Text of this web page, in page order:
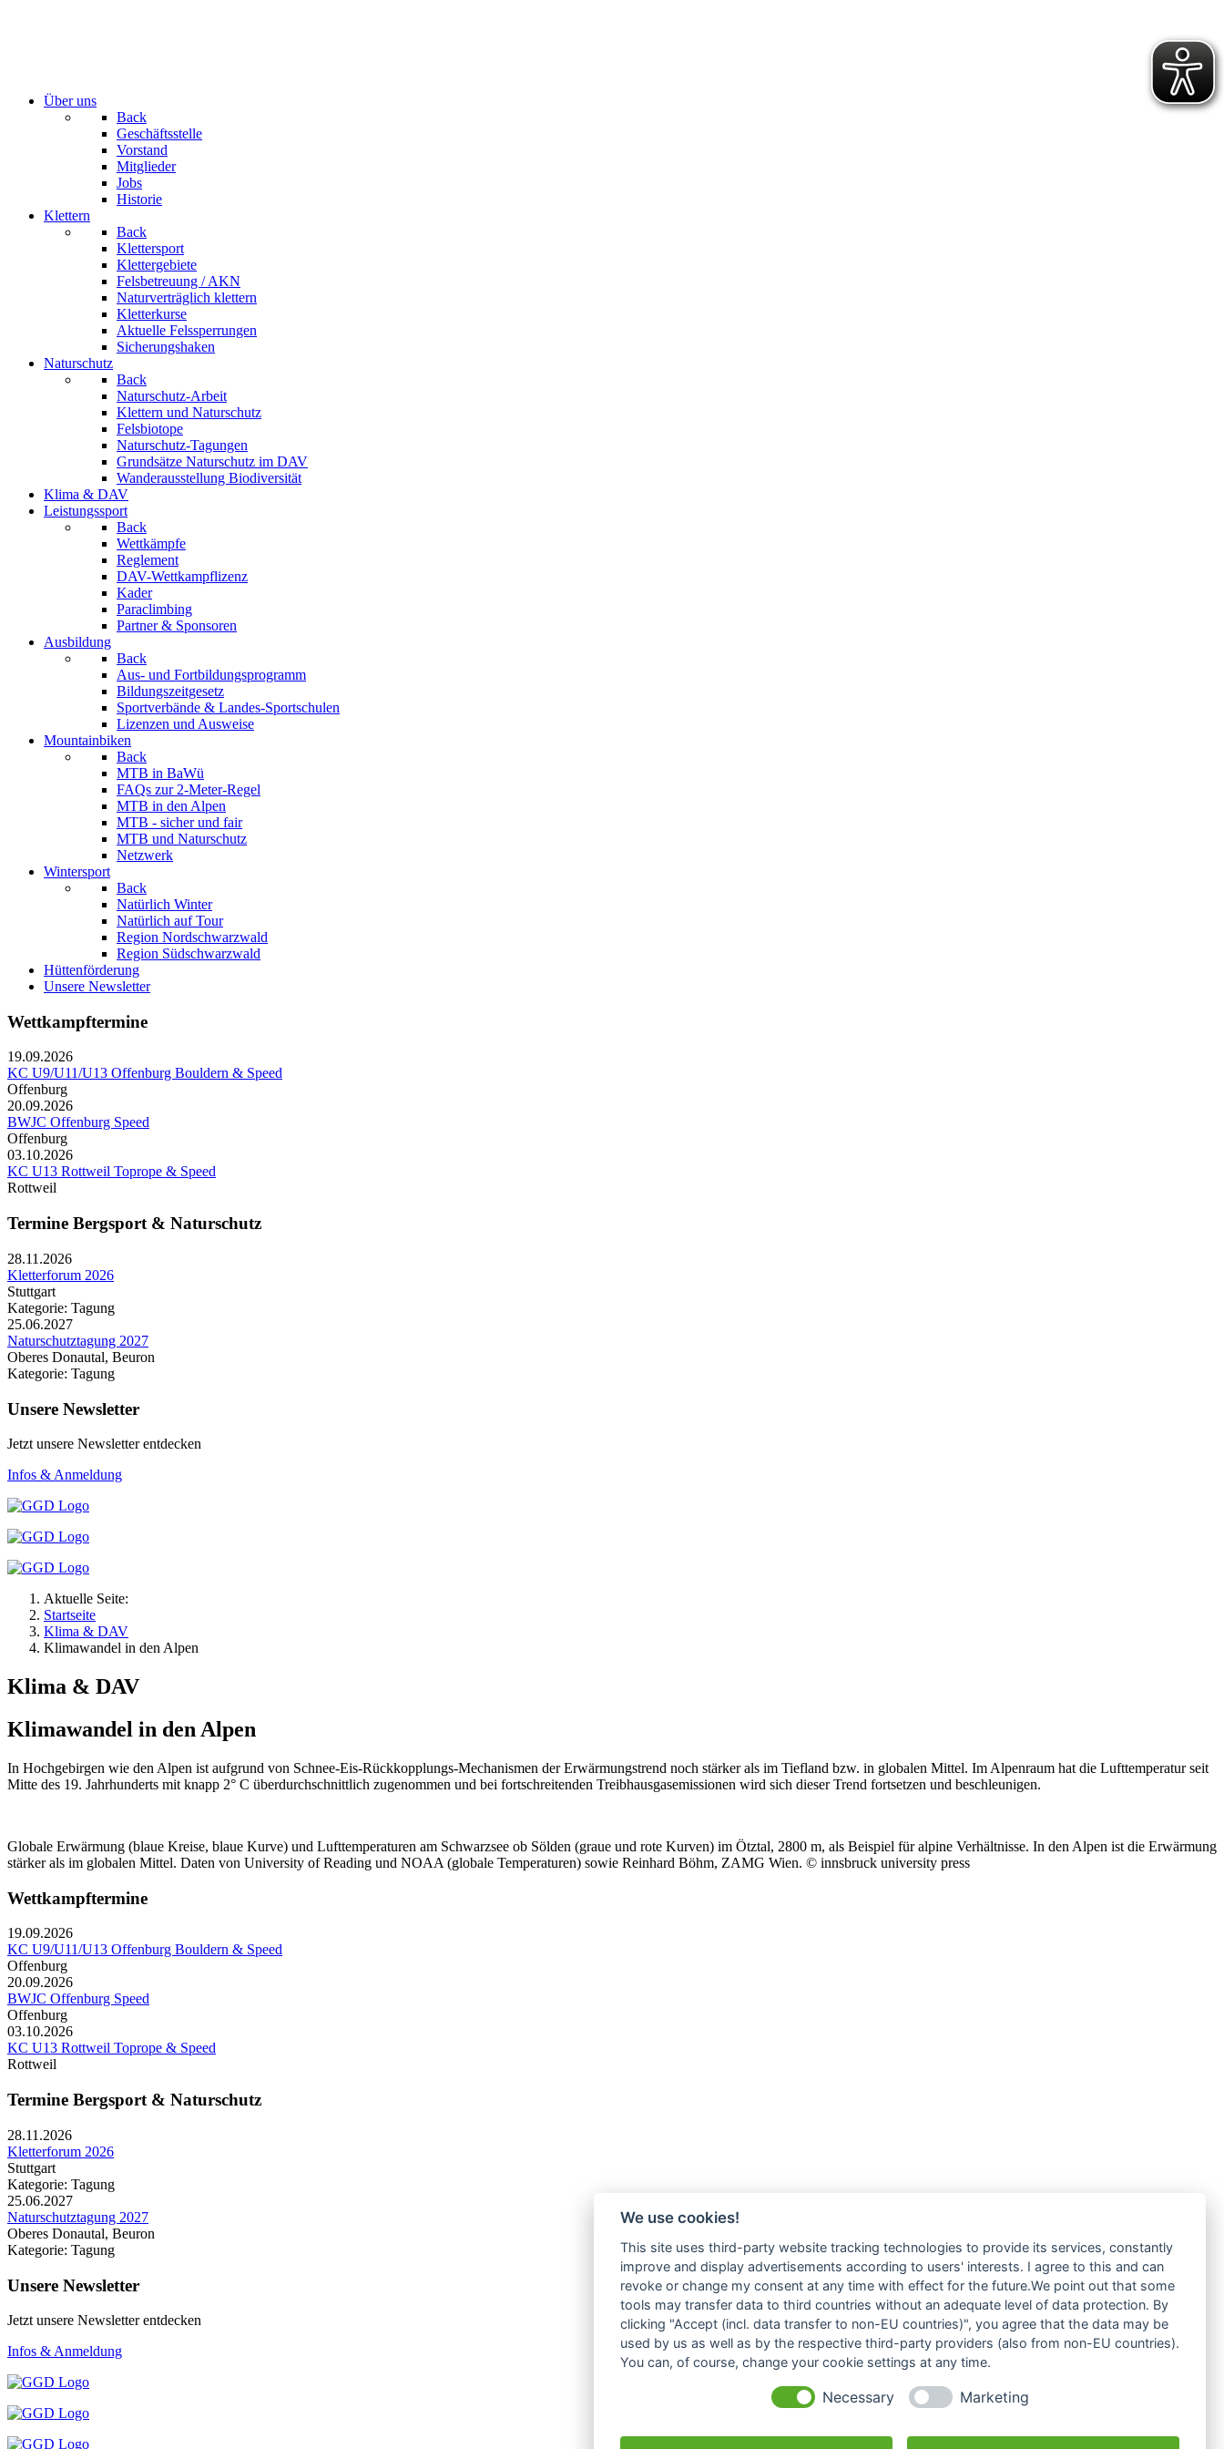
Über uns
Back
Geschäftsstelle
Vorstand
Mitglieder
Jobs
Historie
Klettern
Back
Klettersport
Klettergebiete
Felsbetreuung / AKN
Naturverträglich klettern
Kletterkurse
Aktuelle Felssperrungen
Sicherungshaken
Naturschutz
Back
Naturschutz-Arbeit
Klettern und Naturschutz
Felsbiotope
Naturschutz-Tagungen
Grundsätze Naturschutz im DAV
Wanderausstellung Biodiversität
Klima & DAV
Leistungssport
Back
Wettkämpfe
Reglement
DAV-Wettkampflizenz
Kader
Paraclimbing
Partner & Sponsoren
Ausbildung
Back
Aus- und Fortbildungsprogramm
Bildungszeitgesetz
Sportverbände & Landes-Sportschulen
Lizenzen und Ausweise
Mountainbiken
Back
MTB in BaWü
FAQs zur 2-Meter-Regel
MTB in den Alpen
MTB - sicher und fair
MTB und Naturschutz
Netzwerk
Wintersport
Back
Natürlich Winter
Natürlich auf Tour
Region Nordschwarzwald
Region Südschwarzwald
Hüttenförderung
Unsere Newsletter
Wettkampftermine
19.09.2026
KC U9/U11/U13 Offenburg Bouldern & Speed
Offenburg
20.09.2026
BWJC Offenburg Speed
Offenburg
03.10.2026
KC U13 Rottweil Toprope & Speed
Rottweil
Termine Bergsport & Naturschutz
28.11.2026
Kletterforum 2026
Stuttgart
Kategorie: Tagung
25.06.2027
Naturschutztagung 2027
Oberes Donautal, Beuron
Kategorie: Tagung
Unsere Newsletter
Jetzt unsere Newsletter entdecken
Infos & Anmeldung
Aktuelle Seite:
Startseite
Klima & DAV
Klimawandel in den Alpen
Klima & DAV
Klimawandel in den Alpen
In Hochgebirgen wie den Alpen ist aufgrund von Schnee-Eis-Rückkopplungs-Mechanismen der Erwärmungstrend noch stärker als im Tiefland bzw. in globalen Mittel. Im Alpenraum hat die Lufttemperatur seit
Mitte des 19. Jahrhunderts mit knapp 2° C überdurchschnittlich zugenommen und bei fortschreitenden Treibhausgasemissionen wird sich dieser Trend fortsetzen und beschleunigen.
Globale Erwärmung (blaue Kreise, blaue Kurve) und Lufttemperaturen am Schwarzsee ob Sölden (graue und rote Kurven) im Ötztal, 2800 m, als Beispiel für alpine Verhältnisse. In den Alpen ist die Erwärmung
stärker als im globalen Mittel. Daten von University of Reading und NOAA (globale Temperaturen) sowie Reinhard Böhm, ZAMG Wien. © innsbruck university press
Wettkampftermine
19.09.2026
KC U9/U11/U13 Offenburg Bouldern & Speed
Offenburg
20.09.2026
BWJC Offenburg Speed
Offenburg
03.10.2026
KC U13 Rottweil Toprope & Speed
Rottweil
Termine Bergsport & Naturschutz
28.11.2026
Kletterforum 2026
Stuttgart
Kategorie: Tagung
25.06.2027
Naturschutztagung 2027
Oberes Donautal, Beuron
Kategorie: Tagung
Unsere Newsletter
Jetzt unsere Newsletter entdecken
Infos & Anmeldung
We use cookies!
This site uses third-party website tracking technologies to provide its services, constantly
improve and display advertisements according to users' interests. I agree to this and can
revoke or change my consent at any time with effect for the future.We point out that some
tools may transfer data to third countries without an adequate level of data protection. By
clicking "Accept (incl. data transfer to non-EU countries)", you agree that the data may be
used by us as well as by the respective third-party providers (also from non-EU countries).
You can, of course, change your cookie settings at any time.
Necessary Marketing